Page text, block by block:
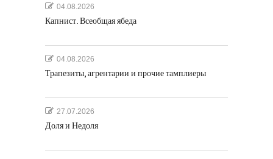
04.08.2026
Капнист. Всеобщая ябеда
04.08.2026
Трапезиты, агрентарии и прочие тамплиеры
27.07.2026
Доля и Недоля